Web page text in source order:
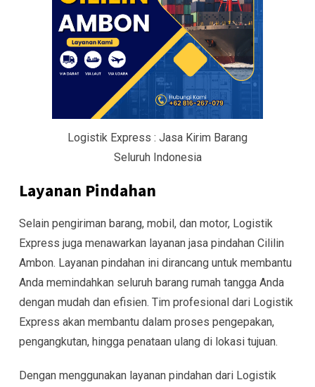
Logistik Express : Jasa Kirim Barang
Seluruh Indonesia
Layanan Pindahan
Selain pengiriman barang, mobil, dan motor, Logistik
Express juga menawarkan layanan jasa pindahan Cililin
Ambon. Layanan pindahan ini dirancang untuk membantu
Anda memindahkan seluruh barang rumah tangga Anda
dengan mudah dan efisien. Tim profesional dari Logistik
Express akan membantu dalam proses pengepakan,
pengangkutan, hingga penataan ulang di lokasi tujuan.
Dengan menggunakan layanan pindahan dari Logistik